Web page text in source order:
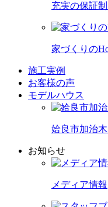
充実の保証
家づくりの
施工実例
お客様の声
モデルハウス
姶良市加治
お知らせ
メディア情報